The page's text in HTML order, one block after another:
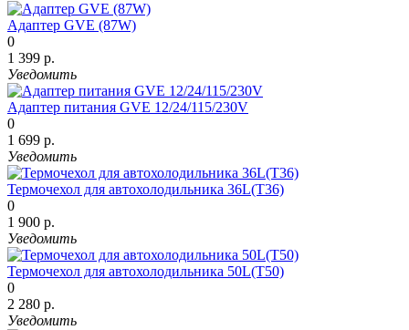
Адаптер GVE (87W)
0
1 399 р.
Уведомить
Адаптер питания GVE 12/24/115/230V
0
1 699 р.
Уведомить
Термочехол для автохолодильника 36L(T36)
0
1 900 р.
Уведомить
Термочехол для автохолодильника 50L(T50)
0
2 280 р.
Уведомить